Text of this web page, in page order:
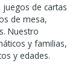
juegos de cartas
de mesa,
Nuestro
y familias,
y edades.